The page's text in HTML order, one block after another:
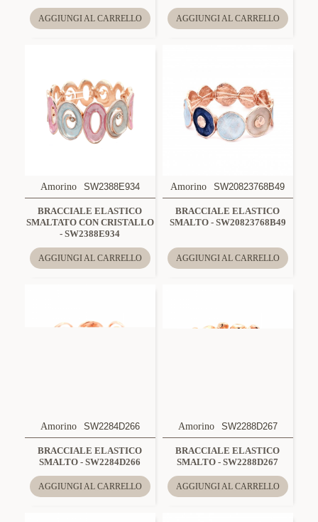
AGGIUNGI AL CARRELLO AGGIUNGI AL CARRELLO
Amorino SW2388E934
BRACCIALE ELASTICO
SMALTATO CON CRISTALLO
- SW2388E934
AGGIUNGI AL CARRELLO
Amorino SW20823768B49
BRACCIALE ELASTICO
SMALTO - SW20823768B49
AGGIUNGI AL CARRELLO
Amorino SW2284D266
BRACCIALE ELASTICO
SMALTO - SW2284D266
AGGIUNGI AL CARRELLO
Amorino SW2288D267
BRACCIALE ELASTICO
SMALTO - SW2288D267
AGGIUNGI AL CARRELLO